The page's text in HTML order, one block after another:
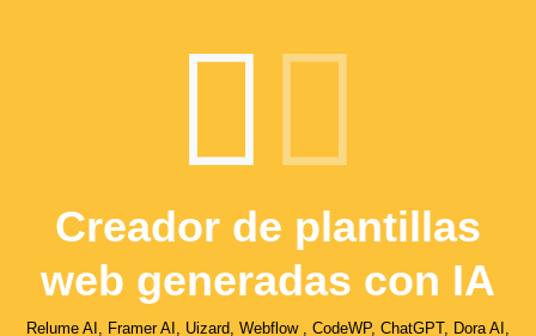
Creador de plantillas
web generadas con IA
Relume AI, Framer AI, Uizard, Webflow , CodeWP, ChatGPT, Dora AI,